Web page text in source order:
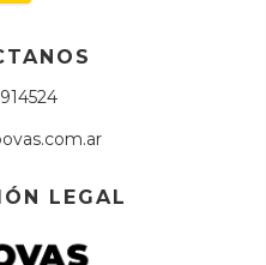
LEGAL